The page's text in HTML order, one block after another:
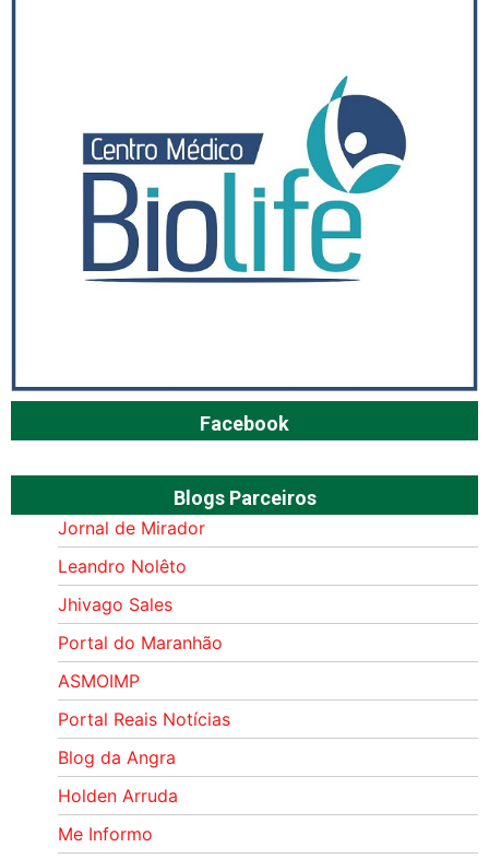
Facebook
Blogs Parceiros
Jornal de Mirador
Leandro Nolêto
Jhivago Sales
Portal do Maranhão
ASMOIMP
Portal Reais Notí­cias
Blog da Angra
Holden Arruda
Me Informo